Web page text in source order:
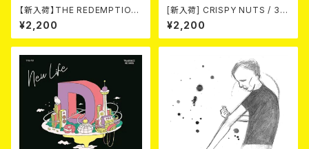
【新入荷】THE REDEMPTION
/ STAIRWAY TO NOWHERE/
RED ROSE (7")
¥2,200
[新入荷] CRISPY NUTS / 30t
h Anniversary Vol.1 (7"EP)
¥2,200